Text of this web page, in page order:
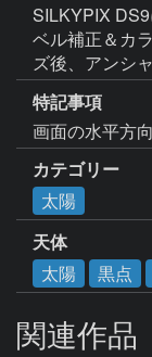
SILKYPIX
ベル補正＆カ
特記事項
画面の水平方
カテゴリー
太陽
天体
太陽
黒点
関連作品